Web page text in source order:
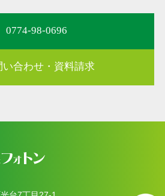
0774-98-0696
い合わせ・資料請求